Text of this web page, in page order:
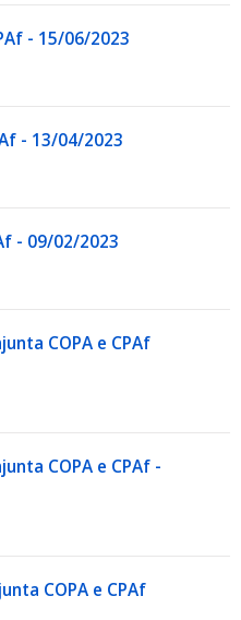
- 15/06/2023
- 13/04/2023
- 09/02/2023
COPA e CPAf
COPA e CPAf -
COPA e CPAf